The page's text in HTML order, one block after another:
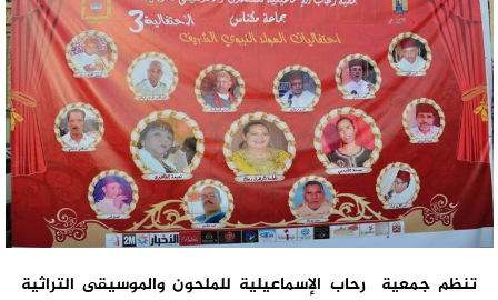
تنظم جمعية رحاب الإسماعيلية للملحون والموسيقى التراثية